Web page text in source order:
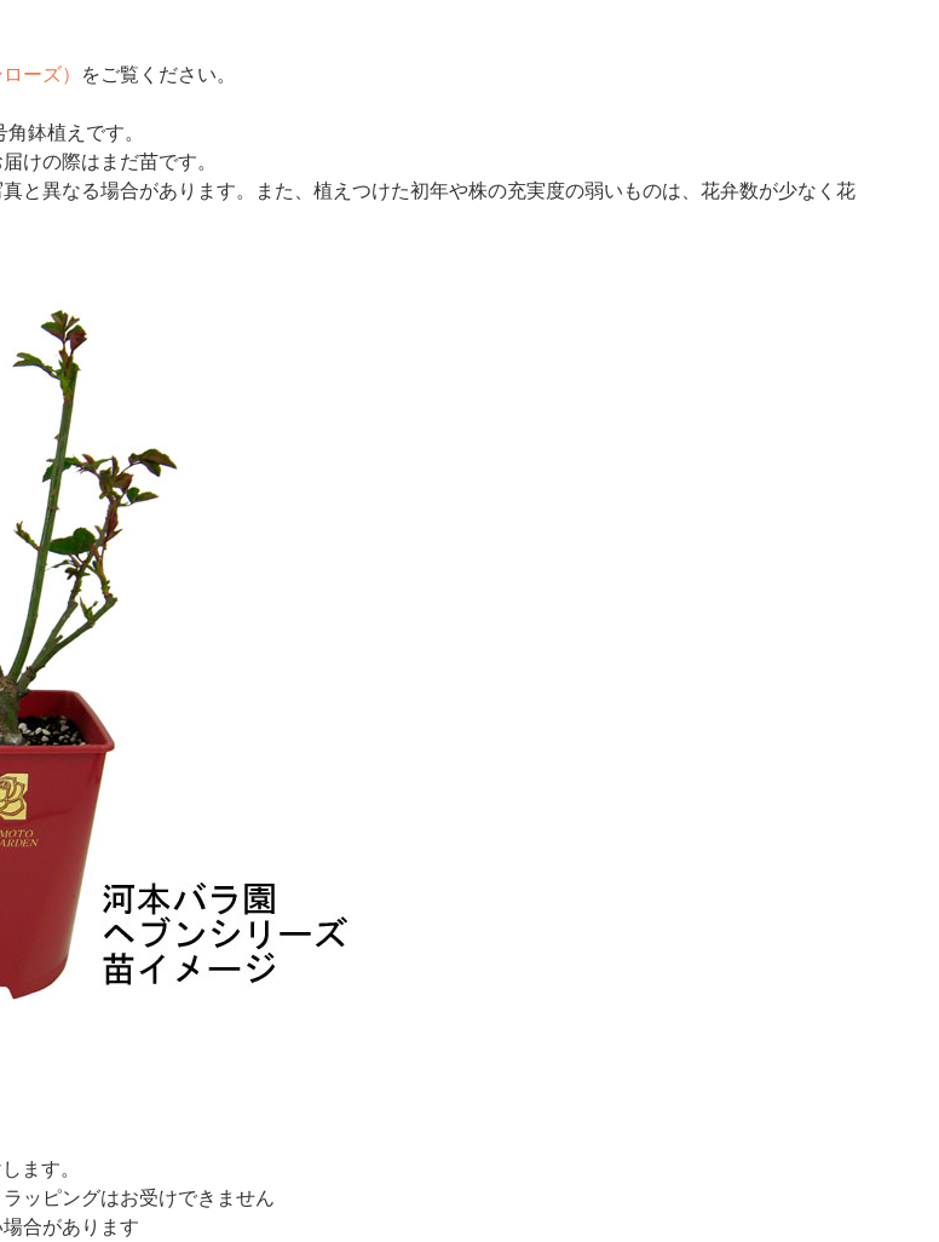
ーズ） をご覧ください。
鉢植えです。
けの際はまだ苗です。
と異なる場合があります。また、植えつけた初年や株の充実度の弱いものは、花弁数が少なく花
ます。
ッピングはお受けできません
合があります